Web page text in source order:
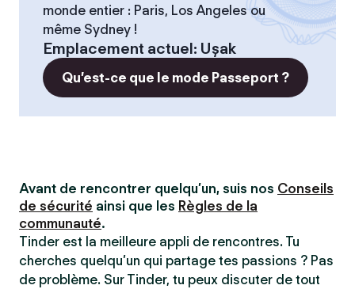
monde entier : Paris, Los Angeles ou
même Sydney !
Emplacement actuel: Uşak
Qu’est-ce que le mode Passeport ?
Avant de rencontrer quelqu’un, suis nos Conseils
de sécurité ainsi que les Règles de la
communauté.
Tinder est la meilleure appli de rencontres. Tu
cherches quelqu’un qui partage tes passions ? Pas
de problème. Sur Tinder, tu peux discuter de tout